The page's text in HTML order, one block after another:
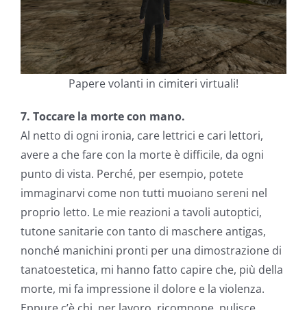
Papere volanti in cimiteri virtuali!
7. Toccare la morte con mano.
Al netto di ogni ironia, care lettrici e cari lettori,
avere a che fare con la morte è difficile, da ogni
punto di vista. Perché, per esempio, potete
immaginarvi come non tutti muoiano sereni nel
proprio letto. Le mie reazioni a tavoli autoptici,
tutone sanitarie con tanto di maschere antigas,
nonché manichini pronti per una dimostrazione di
tanatoestetica, mi hanno fatto capire che, più della
morte, mi fa impressione il dolore e la violenza.